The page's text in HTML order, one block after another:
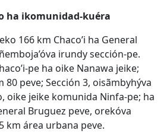
ha ikomunidad-kuéra
166 km Chaco’i ha General
irundy sección-pe.
pe ha oike Nanawa jeike;
80 peve; Sección 3, oisãmbyhýva
oike jeike komunida Ninfa-pe; ha
Bruguez peve, orekóva
km área urbana peve.